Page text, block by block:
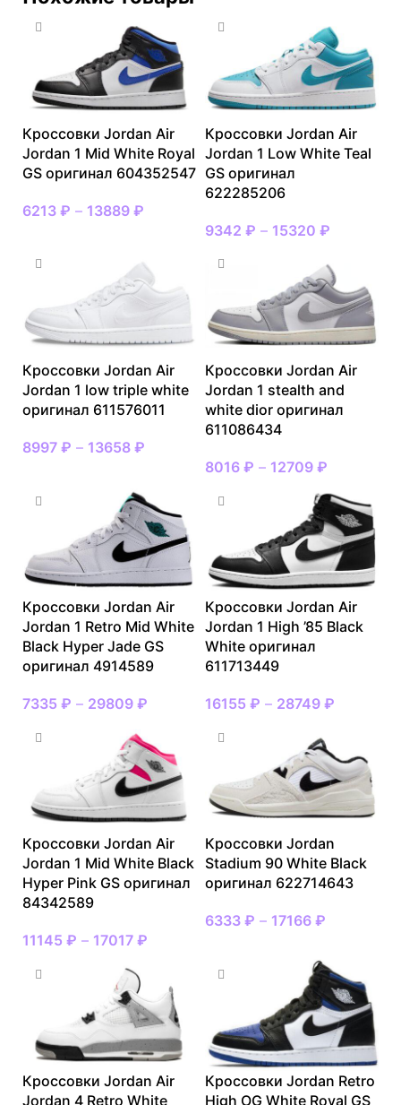
Кроссовки Jordan Air
Jordan 1 Mid White Royal
GS оригинал 604352547
6213 ₽ – 13889 ₽
Кроссовки Jordan Air
Jordan 1 Low White Teal
GS оригинал
622285206
9342 ₽ – 15320 ₽
Кроссовки Jordan Air
Jordan 1 low triple white
оригинал 611576011
8997 ₽ – 13658 ₽
Кроссовки Jordan Air
Jordan 1 stealth and
white dior оригинал
611086434
8016 ₽ – 12709 ₽
Кроссовки Jordan Air
Jordan 1 Retro Mid White
Black Hyper Jade GS
оригинал 4914589
7335 ₽ – 29809 ₽
Кроссовки Jordan Air
Jordan 1 High ’85 Black
White оригинал
611713449
16155 ₽ – 28749 ₽
Кроссовки Jordan Air
Jordan 1 Mid White Black
Hyper Pink GS оригинал
84342589
11145 ₽ – 17017 ₽
Кроссовки Jordan
Stadium 90 White Black
оригинал 622714643
6333 ₽ – 17166 ₽
Кроссовки Jordan Air
Jordan 4 Retro White
Кроссовки Jordan Retro
High OG White Royal GS